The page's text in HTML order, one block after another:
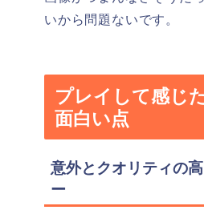
いから問題ないです。
プレイして感じ
面白い点
意外とクオリティの
ー